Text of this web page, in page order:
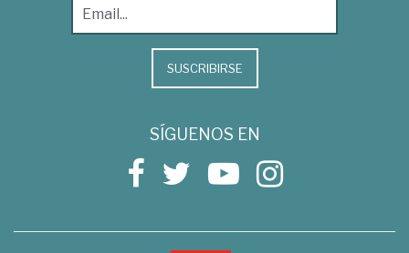
SUSCRIBIRSE
SÍGUENOS EN